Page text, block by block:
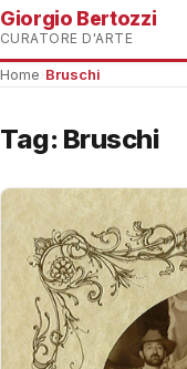
Giorgio Bertozzi
CURATORE D'ARTE
Home Bruschi
Tag: Bruschi